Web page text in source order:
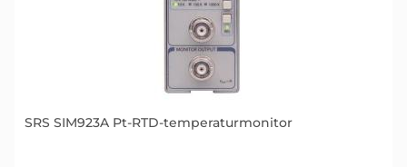
SRS SIM923A Pt-RTD-temperaturmonitor